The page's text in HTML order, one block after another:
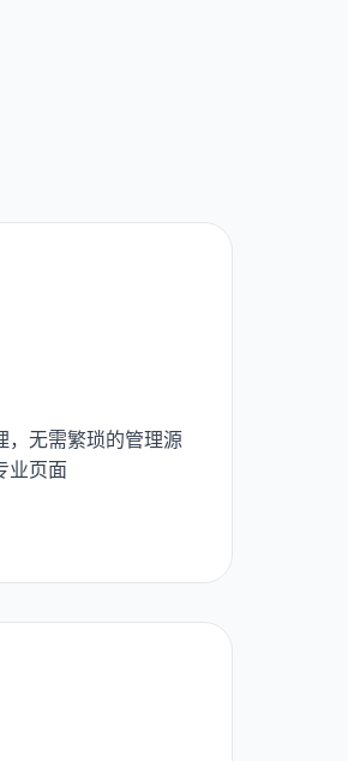
，无需繁琐的管理源
业页面